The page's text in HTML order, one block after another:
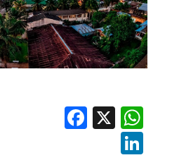
Facebook
X